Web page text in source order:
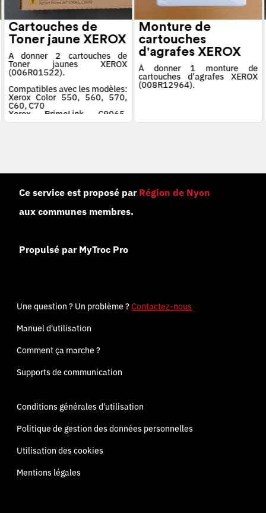
Cartouches de
Toner jaune XEROX
À donner 2 cartouches de
Toner jaunes XEROX
(006R01522).
Compatibles avec les modèles:
Xerox Color 550, 560, 570,
C60, C70
Xerox PrimeLink C9065,
C9070
Monture de
cartouches
d'agrafes XEROX
À donner 1 monture de
cartouches d'agrafes XEROX
(008R12964).
Ce service est proposé par Région de Nyon
aux communes membres.
Propulsé par MyTroc Pro
Une question ? Un problème ?Contactez-nous
Manuel d'utilisation
Comment ça marche ?
Supports de communication
Conditions générales d'utilisation
Politique de gestion des données personnelles
Utilisation des cookies
Mentions légales